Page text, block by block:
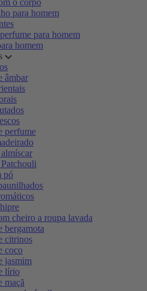
o corpo
para homem
para homem
homem
âmbar
perfume
pó
cheiro a roupa lavada
bergamota
citrinos
coco
jasmim
lírio
maçã